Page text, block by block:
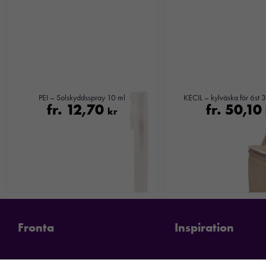
PEI – Solskyddsspray 10 ml
fr. 12,70 kr
KECIL – kylväska för 6st
fr. 50,10
Fronta Inspiration